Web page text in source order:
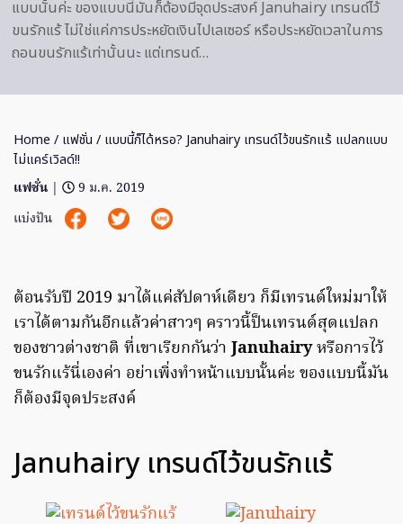
แบบนั้นค่ะ ของแบบนี้มันก็ต้องมีจุดประสงค์ Januhairy เทรนด์ไว้
ขนรักแร้ ไม่ใช่แค่การประหยัดเงินไปเลเซอร์ หรือประหยัดเวลาในการ
ถอนขนรักแร้เท่านั้นนะ แต่เทรนด์…
Home / แฟชั่น / แบบนี้ก็ได้หรอ? Januhairy เทรนด์ไว้ขนรักแร้ แปลกแบบ
ไม่แคร์เวิลด์!!
แฟชั่น |
9 ม.ค. 2019
แบ่งปัน
ต้อนรับปี 2019 มาได้แค่สัปดาห์เดียว ก็มีเทรนด์ใหม่มาให้
เราได้ตามกันอีกแล้วค่าสาวๆ คราวนี้ป็นเทรนด์สุดแปลก
ของชาวต่างชาติ ที่เขาเรียกกันว่าJanuhairyหรือการไว้
ขนรักแร้นี่เองค่า อย่าเพิ่งทำหน้าแบบนั้นค่ะ ของแบบนี้มัน
ก็ต้องมีจุดประสงค์
Januhairy เทรนด์ไว้ขนรักแร้